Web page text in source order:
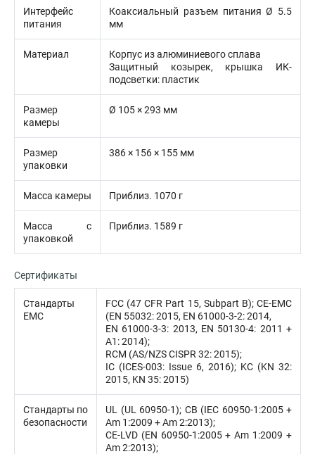
Интерфейс
питания
Коаксиальный разъем питания Ø 5.5
мм
Материал
Корпус из алюминиевого сплава
Защитный козырек, крышка ИК-
подсветки: пластик
Размер
камеры
Ø 105 × 293 мм
Размер
упаковки
386 × 156 × 155 мм
Масса камеры Приблиз. 1070 г
Масса с
упаковкой
Приблиз. 1589 г
Сертификаты
Стандарты
EMC
FCC (47 CFR Part 15, Subpart B); CE-EMC
(EN 55032: 2015, EN 61000-3-2: 2014,
EN 61000-3-3: 2013, EN 50130-4: 2011 +
A1: 2014);
RCM (AS/NZS CISPR 32: 2015);
IC (ICES-003: Issue 6, 2016); KC (KN 32:
2015, KN 35: 2015)
Стандарты по
безопасности
UL (UL 60950-1); CB (IEC 60950-1:2005 +
Am 1:2009 + Am 2:2013);
CE-LVD (EN 60950-1:2005 + Am 1:2009 +
Am 2:2013);